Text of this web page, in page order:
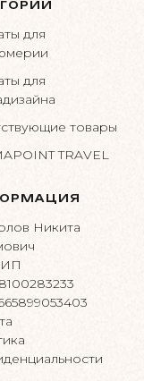
для
для
товары
TRAVEL
Никита